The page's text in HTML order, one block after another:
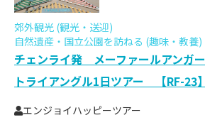
郊外観光 (観光・送迎)
自然遺産・国立公園を訪ねる (趣味・教養)
チェンライ発 メーファールアンガ
トライアングル1日ツアー 【RF-23】
エンジョイハッピーツアー